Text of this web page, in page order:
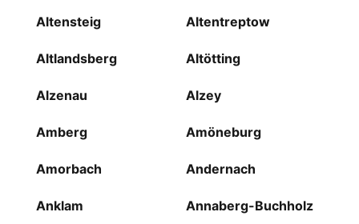
Altensteig Altentreptow
Altlandsberg Altötting
Alzenau Alzey
Amberg Amöneburg
Amorbach Andernach
Anklam Annaberg-Buchholz